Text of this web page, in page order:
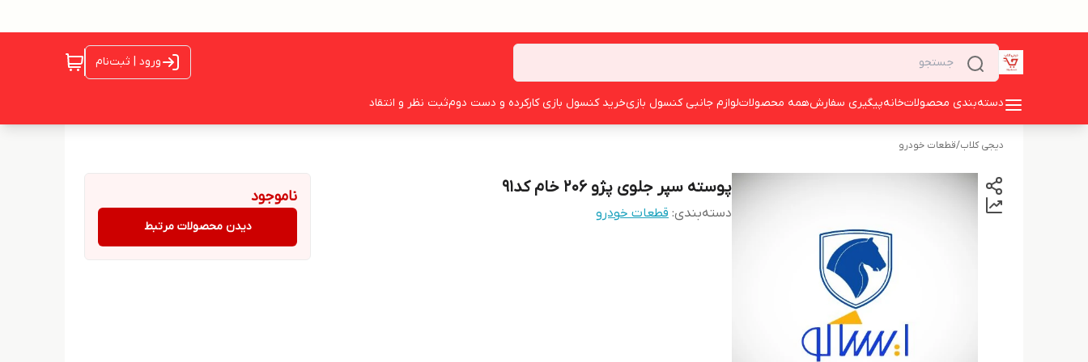
ورود | ثبت‌نام
دسته‌بندی محصولاتخانهپیگیری سفارشهمه محصولاتلوازم جانبی کنسول بازیخرید کنسول بازی کارکرده و دست دومثبت نظر و انتقاد
دیجی کلاب/قطعات خودرو
پوسته سپر جلوی پژو ۲۰۶ خام کد۹۱
دسته‌بندی: قطعات خودرو
ناموجود
دیدن محصولات مرتبط